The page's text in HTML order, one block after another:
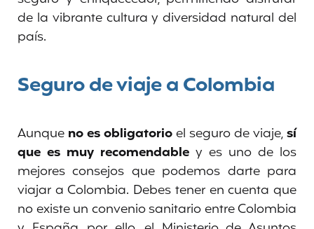
de la vibrante cultura y diversidad natural del
país.
Seguro de viaje a Colombia
Aunque no es obligatorioel seguro de viaje,sí
que es muy recomendable y es uno de los
mejores consejos que podemos darte para
viajar a Colombia. Debes tener en cuenta que
no existe un convenio sanitario entre Colombia